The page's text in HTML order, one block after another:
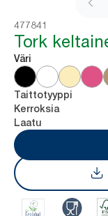
477841
Tork
Väri
Taittotyyppi
Kerroksia
Laatu